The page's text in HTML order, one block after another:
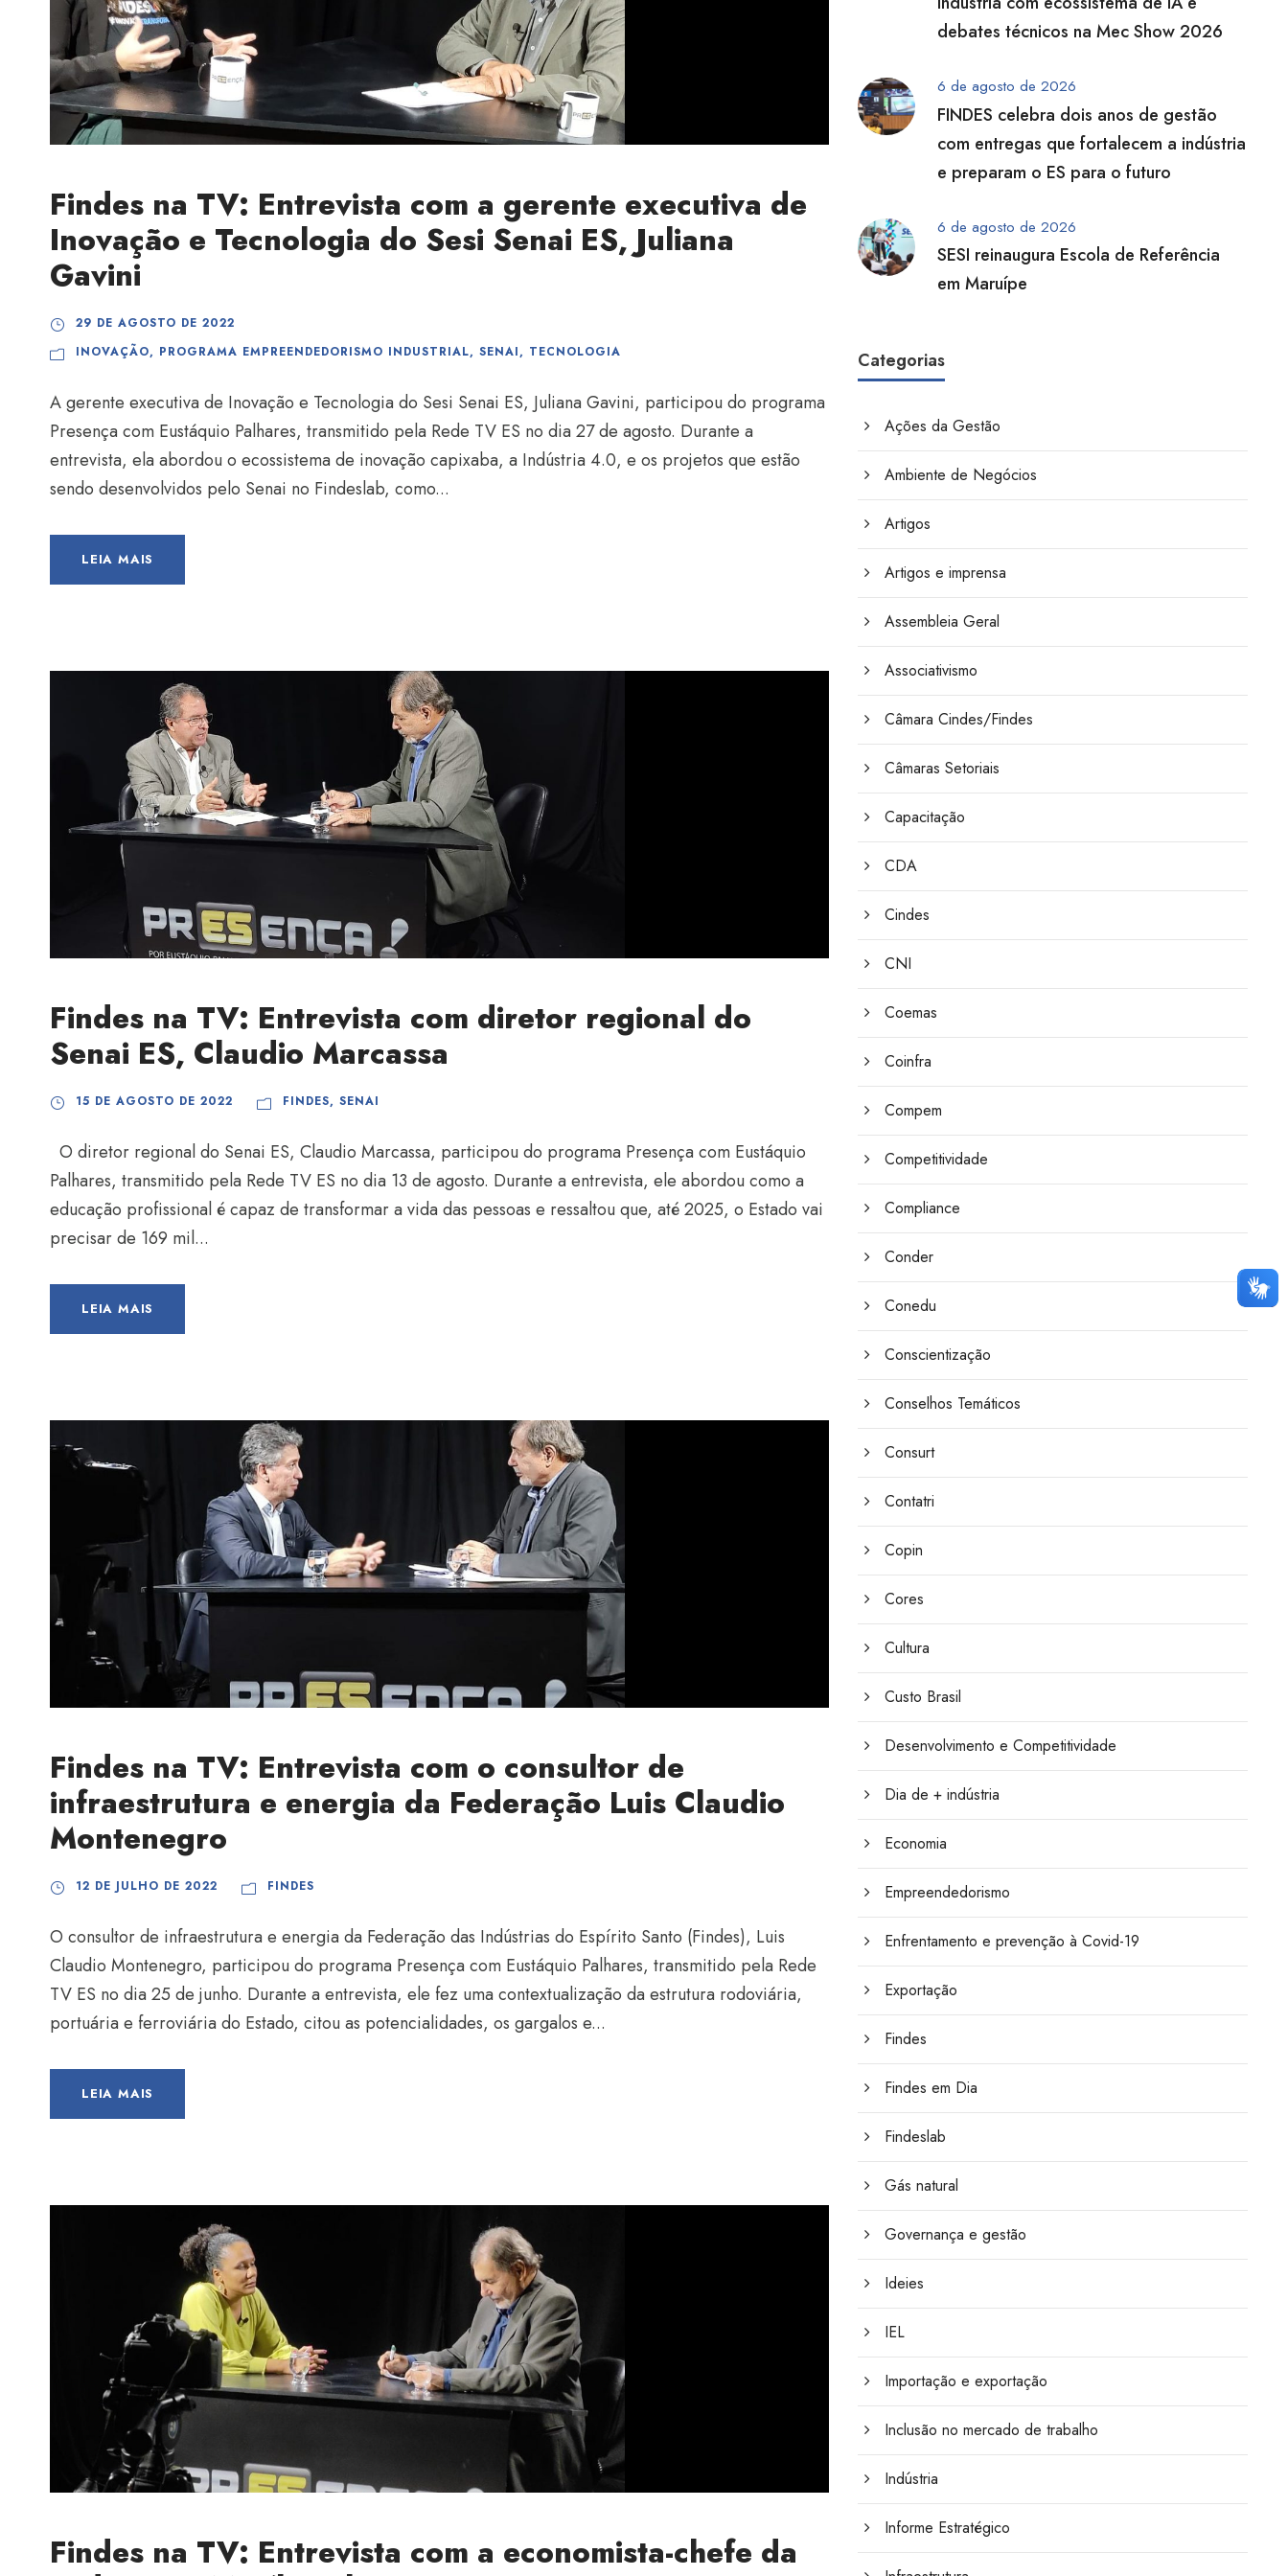
Findes na TV: Entrevista com a gerente executiva de
Inovação e Tecnologia do Sesi Senai ES, Juliana
Gavini
29 DE AGOSTO DE 2022
INOVAÇÃO, PROGRAMA EMPREENDEDORISMO INDUSTRIAL, SENAI, TECNOLOGIA
A gerente executiva de Inovação e Tecnologia do Sesi Senai ES, Juliana Gavini, participou do programa
Presença com Eustáquio Palhares, transmitido pela Rede TV ES no dia 27 de agosto. Durante a
entrevista, ela abordou o ecossistema de inovação capixaba, a Indústria 4.0, e os projetos que estão
sendo desenvolvidos pelo Senai no Findeslab, como...
LEIA MAIS
Findes na TV: Entrevista com diretor regional do
Senai ES, Claudio Marcassa
15 DE AGOSTO DE 2022 FINDES, SENAI
O diretor regional do Senai ES, Claudio Marcassa, participou do programa Presença com Eustáquio
Palhares, transmitido pela Rede TV ES no dia 13 de agosto. Durante a entrevista, ele abordou como a
educação profissional é capaz de transformar a vida das pessoas e ressaltou que, até 2025, o Estado vai
precisar de 169 mil...
LEIA MAIS
Findes na TV: Entrevista com o consultor de
infraestrutura e energia da Federação Luis Claudio
Montenegro
12 DE JULHO DE 2022 FINDES
O consultor de infraestrutura e energia da Federação das Indústrias do Espírito Santo (Findes), Luis
Claudio Montenegro, participou do programa Presença com Eustáquio Palhares, transmitido pela Rede
TV ES no dia 25 de junho. Durante a entrevista, ele fez uma contextualização da estrutura rodoviária,
portuária e ferroviária do Estado, citou as potencialidades, os gargalos e...
LEIA MAIS
Findes na TV: Entrevista com a economista-chefe da
debates técnicos na Mec Show 2026
6 de agosto de 2026
FINDES celebra dois anos de gestão
com entregas que fortalecem a indústria
e preparam o ES para o futuro
6 de agosto de 2026
SESI reinaugura Escola de Referência
em Maruípe
Categorias
Ações da Gestão
Ambiente de Negócios
Artigos
Artigos e imprensa
Assembleia Geral
Associativismo
Câmara Cindes/Findes
Câmaras Setoriais
Capacitação
CDA
Cindes
CNI
Coemas
Coinfra
Compem
Competitividade
Compliance
Conder
Conedu
Conscientização
Conselhos Temáticos
Consurt
Contatri
Copin
Cores
Cultura
Custo Brasil
Desenvolvimento e Competitividade
Dia de + indústria
Economia
Empreendedorismo
Enfrentamento e prevenção à Covid-19
Exportação
Findes
Findes em Dia
Findeslab
Gás natural
Governança e gestão
Ideies
IEL
Importação e exportação
Inclusão no mercado de trabalho
Indústria
Informe Estratégico